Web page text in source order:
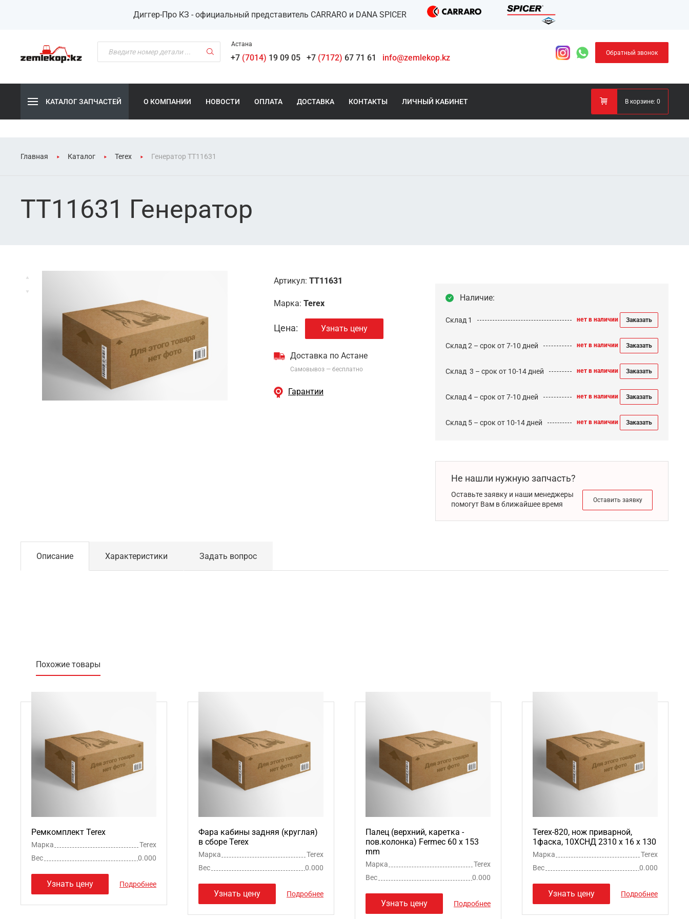
Диггер-Про КЗ - официальный представитель CARRARO и DANA SPICER
Астана
+7 (7014) 19 09 05 +7 (7172) 67 71 61 info@zemlekop.kz Обратный звонок
КАТАЛОГ ЗАПЧАСТЕЙ О КОМПАНИИ НОВОСТИ ОПЛАТА ДОСТАВКА КОНТАКТЫ ЛИЧНЫЙ КАБИНЕТ В корзине: 0
Главная Каталог Terex Генератор TT11631
TT11631 Генератор
Артикул: TT11631
Марка: Terex
Цена: Узнать цену
Доставка по Астане
Самовывоз — бесплатно
Гарантии
Наличие:
Склад 1 нет в наличии Заказать
Склад 2 – срок от 7-10 дней нет в наличии Заказать
Cклад 3 – срок от 10-14 дней нет в наличии Заказать
Склад 4 – срок от 7-10 дней нет в наличии Заказать
Склад 5 – срок от 10-14 дней нет в наличии Заказать
Не нашли нужную запчасть?
Оставьте заявку и наши менеджеры
помогут Вам в ближайшее время
Оставить заявку
Описание Характеристики Задать вопрос
Похожие товары
Ремкомплект Terex
Марка
Terex
Вес
0.000
Узнать цену Подробнее
Фара кабины задняя (круглая)
в сборе Terex
Марка
Terex
Вес
0.000
Узнать цену Подробнее
Палец (верхний, каретка -
пов.колонка) Fermec 60 x 153
mm
Марка
Terex
Вес
0.000
Узнать цену Подробнее
Terex-820, нож приварной,
1фаска, 10ХСНД 2310 х 16 х 130
Марка
Terex
Вес
0.000
Узнать цену Подробнее